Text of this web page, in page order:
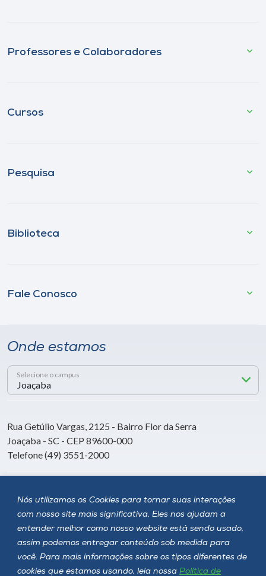
Nós utilizamos os Cookies para tornar suas interações
com nosso site mais significativa. Eles nos ajudam a
entender melhor como nosso website está sendo usado,
assim podemos entregar conteúdo sob medida para
você. Para mais informações sobre os tipos diferentes de
cookies que estamos usando, leia nossa Política de
Professores e Colaboradores
Cursos
Pesquisa
Biblioteca
Fale Conosco
Onde estamos
Selecione o campus
Rua Getúlio Vargas, 2125 - Bairro Flor da Serra
Joaçaba - SC - CEP 89600-000
Telefone (49) 3551-2000
Siga a Unoesc